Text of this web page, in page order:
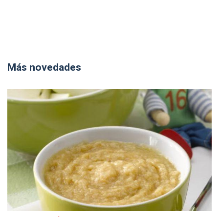
Más novedades